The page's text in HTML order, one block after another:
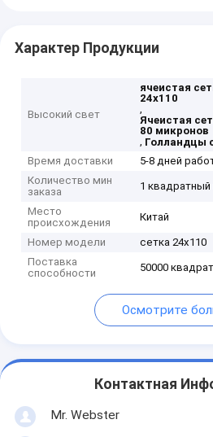
Характер Продукции
Высокий свет
ячеистая
24x110
,
Ячеистая
80 микронов
, Голландцы
Время доставки
5-8 дней
Количество мин
заказа
1
Место
происхождения
Китай
Номер модели
сетка 24x110
Поставка
способности
50000
Осмотрите
Контактная
Mr. Webster